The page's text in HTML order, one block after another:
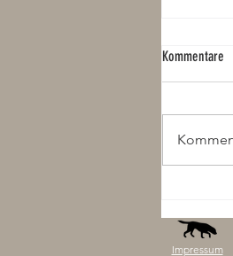
Kommentare
Impressum